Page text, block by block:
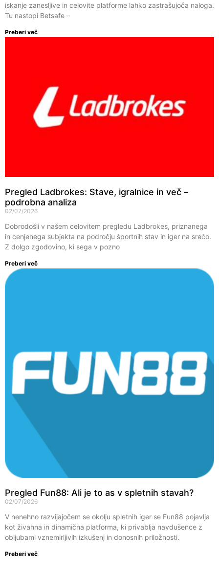
iskanje zanesljive in celovite platforme lahko zastrašujoča naloga.
Tu nastopi Betsafe –
Preberi več
Pregled Ladbrokes: Stave, igralnice in več –
podrobna analiza
02/07/2026
Dobrodošli v našem celovitem pregledu Ladbrokes, priznanega
in cenjenega subjekta na področju športnih stav in iger na srečo.
Z dolgo zgodovino, ki sega v pozno
Preberi več
Pregled Fun88: Ali je to as v spletnih stavah?
02/07/2026
V nenehno razvijajočem se okolju spletnih iger se Fun88 pojavlja
kot živahna in dinamična platforma, ki privablja navdušence z
obljubami vznemirljivih izkušenj in donosnih priložnosti.
Preberi več